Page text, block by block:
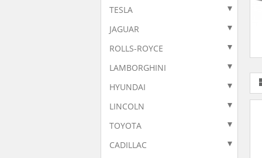
TESLA
JAGUAR
ROLLS-ROYCE
LAMBORGHINI
HYUNDAI
LINCOLN
TOYOTA
CADILLAC